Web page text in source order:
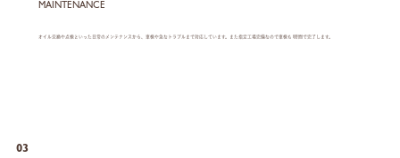
MAINTENANCE
オイル交換や点検といった日常のメンテナンスから、車検や急なトラブルまで対応しています。また指定工場完備なので車検も1時間で完了します。
03